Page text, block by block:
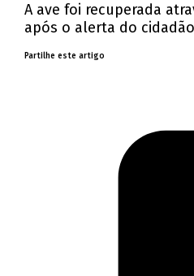
A ave foi recuperada
após o alerta do
Partilhe este artigo